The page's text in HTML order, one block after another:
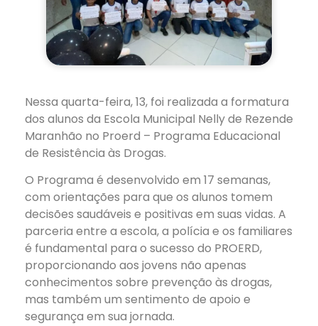
Nessa quarta-feira, 13, foi realizada a formatura
dos alunos da Escola Municipal Nelly de Rezende
Maranhão no Proerd – Programa Educacional
de Resistência às Drogas.
O Programa é desenvolvido em 17 semanas,
com orientações para que os alunos tomem
decisões saudáveis e positivas em suas vidas. A
parceria entre a escola, a polícia e os familiares
é fundamental para o sucesso do PROERD,
proporcionando aos jovens não apenas
conhecimentos sobre prevenção às drogas,
mas também um sentimento de apoio e
segurança em sua jornada.